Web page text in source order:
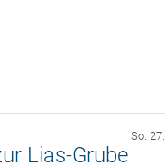
So.
Lias-Grube